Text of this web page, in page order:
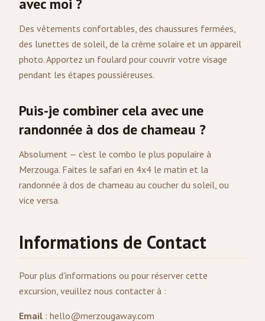
avec moi ?
Des vêtements confortables, des chaussures fermées,
des lunettes de soleil, de la crème solaire et un appareil
photo. Apportez un foulard pour couvrir votre visage
pendant les étapes poussiéreuses.
Puis-je combiner cela avec une
randonnée à dos de chameau ?
Absolument — c'est le combo le plus populaire à
Merzouga. Faites le safari en 4x4 le matin et la
randonnée à dos de chameau au coucher du soleil, ou
vice versa.
Informations de Contact
Pour plus d'informations ou pour réserver cette
excursion, veuillez nous contacter à :
Email : hello@merzougaway.com